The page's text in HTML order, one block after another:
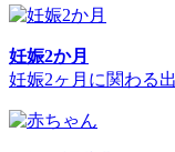
妊娠2か月
妊娠2ヶ月に関わる